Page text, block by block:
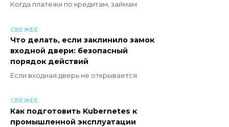
Когда платежи по кредитам, займам
СВЕЖЕЕ
Что делать, если заклинило замок
входной двери: безопасный
порядок действий
Если входная дверь не открывается
СВЕЖЕЕ
Как подготовить Kubernetes к
промышленной эксплуатации